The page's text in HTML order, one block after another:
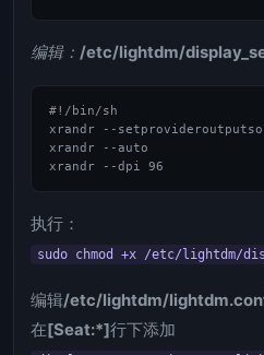
编辑： /etc/lightdm/
#!/bin/sh
xrandr --
xrandr --auto
执行：
sudo chmod +x /etc/lightdm/
编辑/etc/lightdm/
在[Seat:*]行下添加